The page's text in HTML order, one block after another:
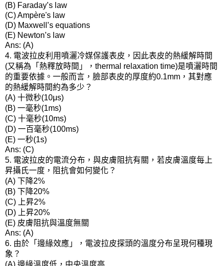
(B) Faraday’s law
(C) Ampère's law
(D) Maxwell’s equations
(E) Newton’s law
Ans: (A)
4. 電波拉皮利用噴灑冷媒保護表皮，因此表皮的熱緩解時間
(又稱為「熱釋放時間」， thermal relaxation time)是噴灑時間
的重要依據。一般而言，臉部表皮的厚度約0.1mm ，其對應
的熱緩解時間約為多少？
(A) 十微秒(10μs)
(B) 一毫秒(1ms)
(C) 十毫秒(10ms)
(D) 一百毫秒(100ms)
(E) 一秒(1s)
Ans: (C)
5. 電波拉皮的電流分布，與皮膚阻抗有關，若皮膚溫度每上
昇攝氏一度，阻抗會如何變化？
(A) 下降2%
(B) 下降20%
(C) 上昇2%
(D) 上昇20%
(E) 皮膚阻抗與溫度無關
Ans: (A)
6. 由於「邊緣效應」，電波拉皮探頭的溫度分布呈現何種現
象？
(A)